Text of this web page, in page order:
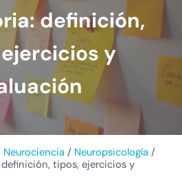
definición,
y
Neurociencia / Neuropsicología /
definición, tipos, ejercicios y